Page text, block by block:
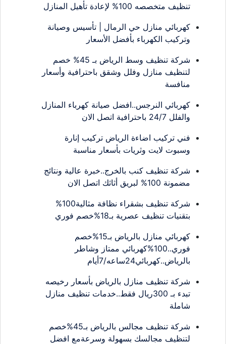
تنظيف متخصصه 100% لإعادة تأهيل المنازل
كهربائي منازل حي الرمال | تأسيس وصيانة
وتركيب الكهرباء بأفضل الأسعار
شركة تنظيف وسط الرياض بـ 45% خصم
لتنظيف منازل وفلل وشقق باحترافية وأسعار
منافسة
كهربائي النرجس..افضل صيانة كهرباء المنازل
والفلل 24/7 باحترافية اتصل الان
فني تركيب اضاءة الرياض تركيب إنارة
وسبوت لايت وثريات بأسعار مناسبة
شركة تنظيف كنب بالخرج..خبرة عالية ونتائج
مضمونة 100% لبريق أثاثك اتصل الان
شركة تنظيف بشقراء نظافة مثالية100%
بتقنيات تنظيف عصرية بـ18%خصم فوري
كهربائي منازل بالرياض بـ15%خصم
فوري..100%كهربائي ممتاز وشاطر
بالرياض..كهربائي24ساعه/7أيام
شركة تنظيف منازل بالرياض بأسعار رخيصه
تبدء بـ 300ريال فقط..خدمات تنظيف منازل
شاملة
شركة تنظيف مجالس بالرياض بـ45%خصم
لتنظيف مجالسك بسهولة وسرعةمع افضل